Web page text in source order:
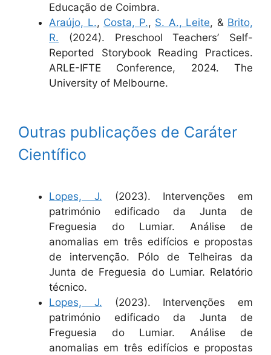
Educação de Coimbra.
Araújo, L., Costa, P., S. A., Leite, & Brito,
R. (2024). Preschool Teachers’ Self-
Reported Storybook Reading Practices.
ARLE-IFTE Conference, 2024. The
University of Melbourne.
Outras publicações de Caráter
Científico
Lopes, J. (2023). Intervenções em
património edificado da Junta de
Freguesia do Lumiar. Análise de
anomalias em três edifícios e propostas
de intervenção. Pólo de Telheiras da
Junta de Freguesia do Lumiar. Relatório
técnico.
Lopes, J. (2023). Intervenções em
património edificado da Junta de
Freguesia do Lumiar. Análise de
anomalias em três edifícios e propostas